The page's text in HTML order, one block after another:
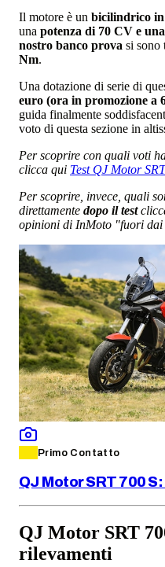
Il motore è un bicilindrico in
una potenza di 70 CV e
nostro banco prova si sono
Nm.
Una dotazione di serie di
euro (ora in promozione a
guida finalmente
voto di questa sezione in
Per scoprire con quali voti
clicca qui Test QJ Motor
Per scoprire, invece, quali
direttamente dopo il test
opinioni di InMoto "fuori dai
Primo Contatto
QJ Motor SRT 700
QJ Motor SRT
rilevamenti